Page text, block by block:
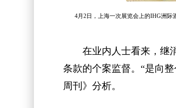
4月2日，上海一次展览会上的IHG洲际
在业内人士看来，继消
条款的个案监督。“是向
周刊》分析。